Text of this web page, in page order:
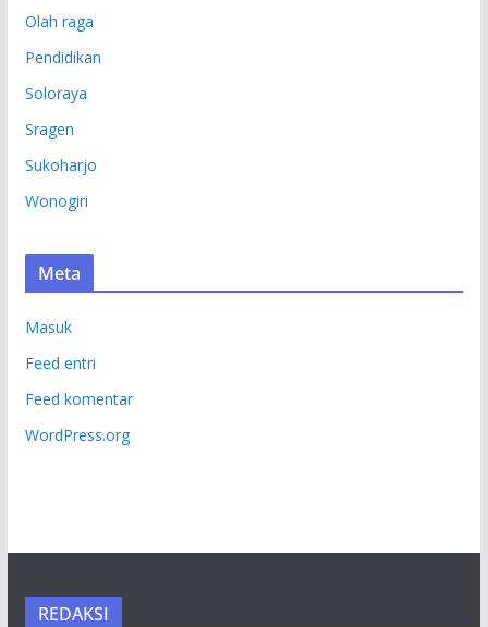
Olah raga
Pendidikan
Soloraya
Sragen
Sukoharjo
Wonogiri
Meta
Masuk
Feed entri
Feed komentar
WordPress.org
REDAKSI